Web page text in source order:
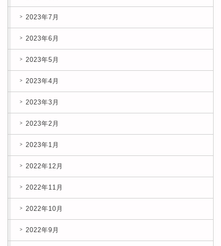
2023年7月
2023年6月
2023年5月
2023年4月
2023年3月
2023年2月
2023年1月
2022年12月
2022年11月
2022年10月
2022年9月